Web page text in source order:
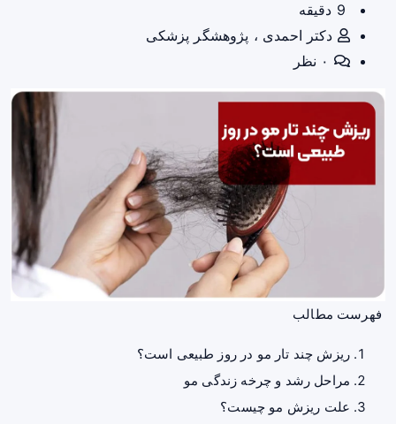
دکتر احمدی ، پژوهشگر پزشکی
فهرست مطالب
ریزش چند تار مو در روز طبیعی است؟
مراحل رشد و چرخه زندگی مو
علت ریزش مو چیست؟